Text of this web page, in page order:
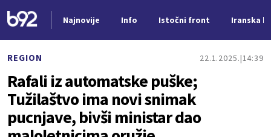
Najnovije Info Istočni front Iranska
REGION 22.1.2025. 14:39
Rafali iz automatske puške;
Tužilaštvo ima novi snimak
pucnjave, bivši ministar dao